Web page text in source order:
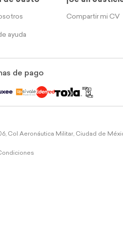
ayuda
Compartir mi CV
de pago
Col Aeronáutica Militar, Ciudad de